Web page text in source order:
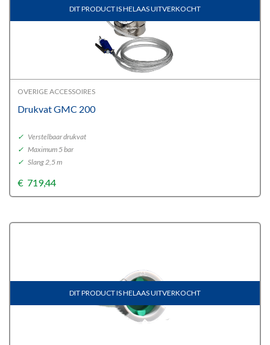
DIT PRODUCT IS HELAAS UITVERKOCHT
OVERIGE ACCESSOIRES
Drukvat GMC 200
✓ Verstelbaar drukvat
✓ Maximum 5 bar
✓ Slang 2,5 m
€ 719,44
DIT PRODUCT IS HELAAS UITVERKOCHT